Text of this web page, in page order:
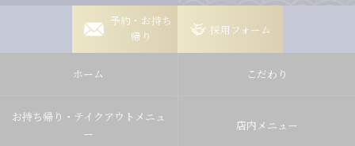
予約・お持ち
帰り
岡崎稲熊店
岡崎竜美丘店
豊田梅坪店
採用フォーム
ホーム こだわり
お持ち帰り・テイクアウトメニュ
ー
店内メニュー